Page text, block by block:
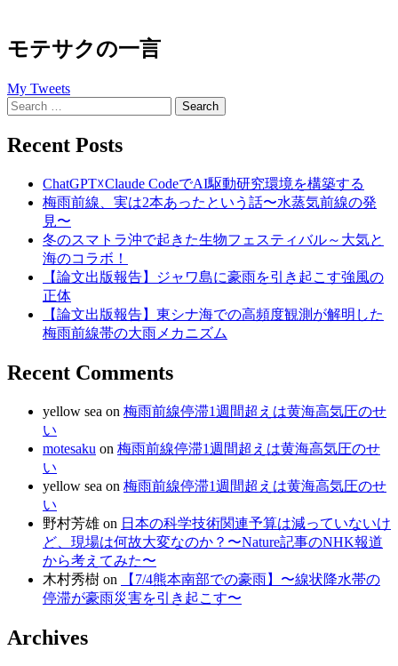
モテサクの一言
My Tweets
Search
for:
Recent Posts
ChatGPT☓Claude CodeでAI駆動研究環境を構築する
梅雨前線、実は2本あったという話〜水蒸気前線の発
見〜
冬のスマトラ沖で起きた生物フェスティバル～大気と
海のコラボ！
【論文出版報告】ジャワ島に豪雨を引き起こす強風の
正体
【論文出版報告】東シナ海での高頻度観測が解明した
梅雨前線帯の大雨メカニズム
Recent Comments
yellow sea on 梅雨前線停滞1週間超えは黄海高気圧のせ
い
motesaku on 梅雨前線停滞1週間超えは黄海高気圧のせ
い
yellow sea on 梅雨前線停滞1週間超えは黄海高気圧のせ
い
野村芳雄 on 日本の科学技術関連予算は減っていないけ
ど、現場は何故大変なのか？〜Nature記事のNHK報道
から考えてみた〜
木村秀樹 on
【7/4熊本南部での豪雨】〜線状降水帯の
停滞が豪雨災害を引き起こす〜
Archives